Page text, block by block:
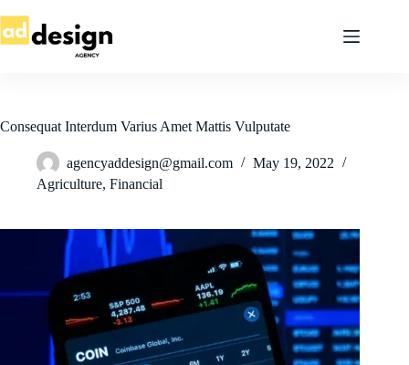
content
Consequat Interdum Varius Amet Mattis Vulputate
agencyaddesign@gmail.com
May 19, 2022
Agriculture, Financial